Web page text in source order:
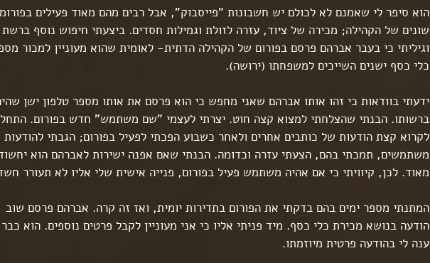
הוא סיפר לי שאמנם לא לכולם יש חשבונות "פייסבוק", אבל רבים מהם מאוד פעילים
שונים של הקהילה; מכירה של ציוד, עזרה לזולת וגמילות חסדים. ביצעתי חיפוש נוסף ברשת
וגיליתי כי בעבר אברהם פרסם בפורום של הקהילה הדתית- לאומית שהוא מעוניין למכור
כלי כסף ישנים השייכים למשפחתו (ירושה).
ידעתי בוודאות כי זהו אותו אברהם שאני מחפש כי הוא פרסם את אותו מספר טלפון ישן
ברשותו. הבנתי שהצלחתי למצוא קצה חוט. יצרתי לעצמי "שם משתמש" חדש בפורום.
לקרוא קצת הודעות של כותבים אחרים ולאחר כשבוע הפכתי לפעיל בפורום; הגבתי
משתמשים, תמכתי בהם, הצעתי עזרה וכדומה. הבנתי שאם אפנה ישירות לאברהם הוא
מאוד. לכן, קיוויתי כי אם אהיה משתמש פעיל בפורום, פנייה אישית שלי אליו לא תעורר
המתנתי מספר ימים בהם בדקתי את הפורום בתדירות יומית, ואז זה קרה. אברהם פרסם שוב
הודעה בנושא מכירת כלי כסף. מיד פניתי אליו כי אני מעוניין לקבל פרטים נוספים. הוא כבר
ענה לי בהודעה פרטית מיוזמתו.